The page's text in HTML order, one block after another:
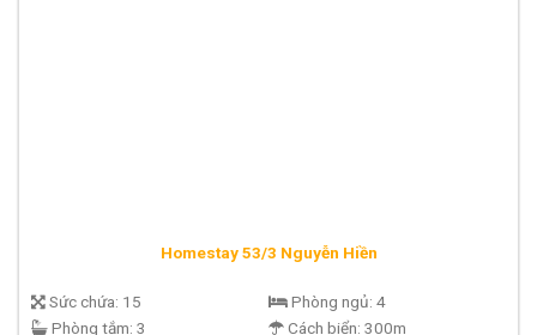
Homestay 53/3 Nguyễn Hiền
Sức chứa: 15
Phòng tắm: 3
Phòng ngủ: 4
Cách biển: 300m